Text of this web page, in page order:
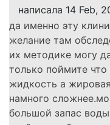
написала 14 Feb,
да именно эту
желание там
их методике могу
только поймите
жидкость а
намного
большой запас